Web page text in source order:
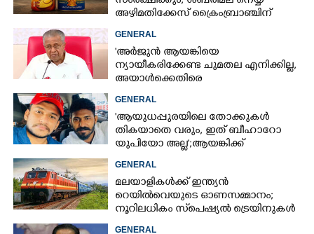
അഴിമതിക്കേസ് ക്രൈംബ്രാഞ്ചിന്
വിടുമെന്ന് കെ മുരളീധരൻ
GENERAL
'അർജുൻ ആയങ്കിയെ
ന്യായീകരിക്കേണ്ട ചുമതല എനിക്കില്ല,
അയാൾക്കെതിരെ
നടപടിയെടുത്തോട്ടെ'
GENERAL
'ആയുധപ്പുരയിലെ തോക്കുകൾ
തികയാതെ വരും, ഇത് ബീഹാറോ
യുപിയോ അല്ല';ആയങ്കിക്ക്
പിന്തുണയുമായി ആകാശ് തില്ലങ്കേരി
GENERAL
മലയാളികൾക്ക് ഇന്ത്യൻ
റെയിൽവെയുടെ ഓണസമ്മാനം;
നൂറിലധികം സ്‌പെഷ്യൽ ട്രെയിനുകൾ
കേരളത്തിലേക്ക്
GENERAL